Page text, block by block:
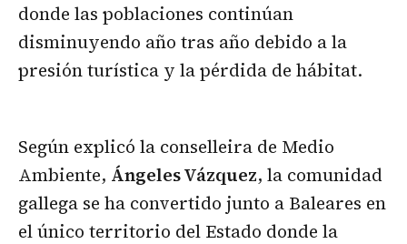
donde las poblaciones continúan
disminuyendo año tras año debido a la
presión turística y la pérdida de hábitat.
Según explicó la conselleira de Medio
Ambiente, Ángeles Vázquez, la comunidad
gallega se ha convertido junto a Baleares en
el único territorio del Estado donde la